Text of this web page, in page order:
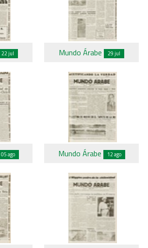
22 jul Mundo Árabe 29 jul
05 ago Mundo Árabe 12 ago